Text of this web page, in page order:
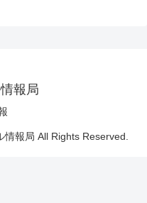
報局
報局 All Rights Reserved.